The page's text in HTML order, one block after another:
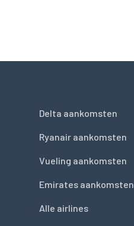
Delta aankomsten
Ryanair aankomsten
Vueling aankomsten
Emirates aankomsten
Alle airlines